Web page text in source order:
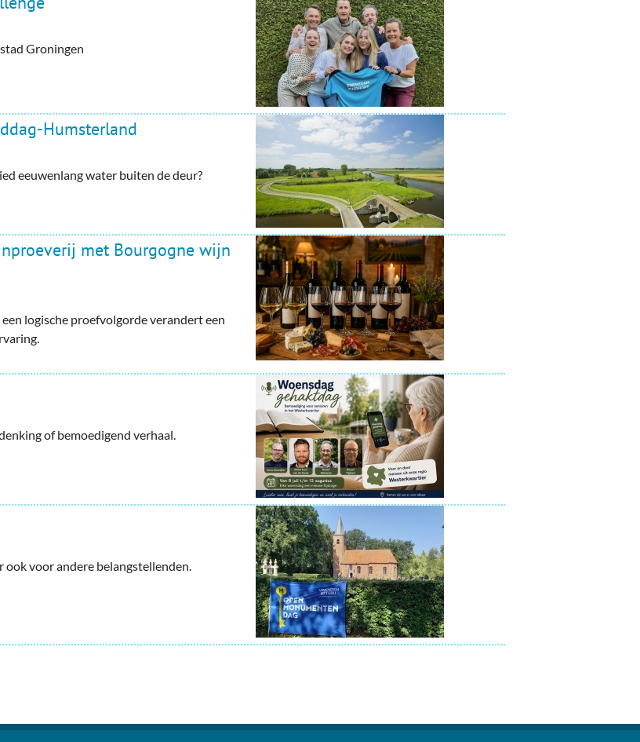
Groningen
Humsterland
eeuwenlang water buiten de deur?
met Bourgogne wijn
logische proefvolgorde verandert een
of bemoedigend verhaal.
voor andere belangstellenden.